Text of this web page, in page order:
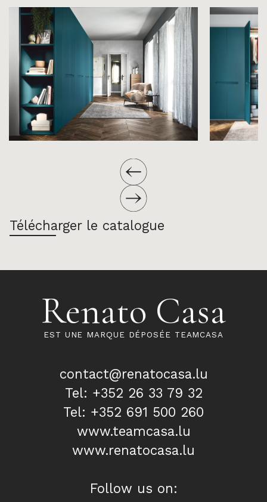
Télécharger le catalogue
Renato Casa
EST UNE MARQUE DÉPOSÉE TEAMCASA
contact@renatocasa.lu
Tel: +352 26 33 79 32
Tel: +352 691 500 260
www.teamcasa.lu
www.renatocasa.lu
Follow us on: